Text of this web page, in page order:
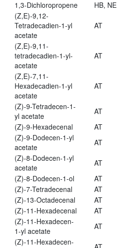
1,3-Dichloropropene HB, NE
(Z,E)-9,12-
Tetradecadien-1-yl
acetate
AT
(Z,E)-9,11-
tetradecadien-1-yl-
acetate
AT
(Z,E)-7,11-
Hexadecadien-1-yl
acetate
AT
(Z)-9-Tetradecen-1-
yl acetate
AT
(Z)-9-Hexadecenal
AT
(Z)-9-Dodecen-1-yl
acetate
AT
(Z)-8-Dodecen-1-yl
acetate
AT
(Z)-8-Dodecen-1-ol
AT
(Z)-7-Tetradecenal
AT
(Z)-13-Octadecenal
AT
(Z)-11-Hexadecenal
AT
(Z)-11-Hexadecen-
1-yl acetate
AT
(Z)-11-Hexadecen-